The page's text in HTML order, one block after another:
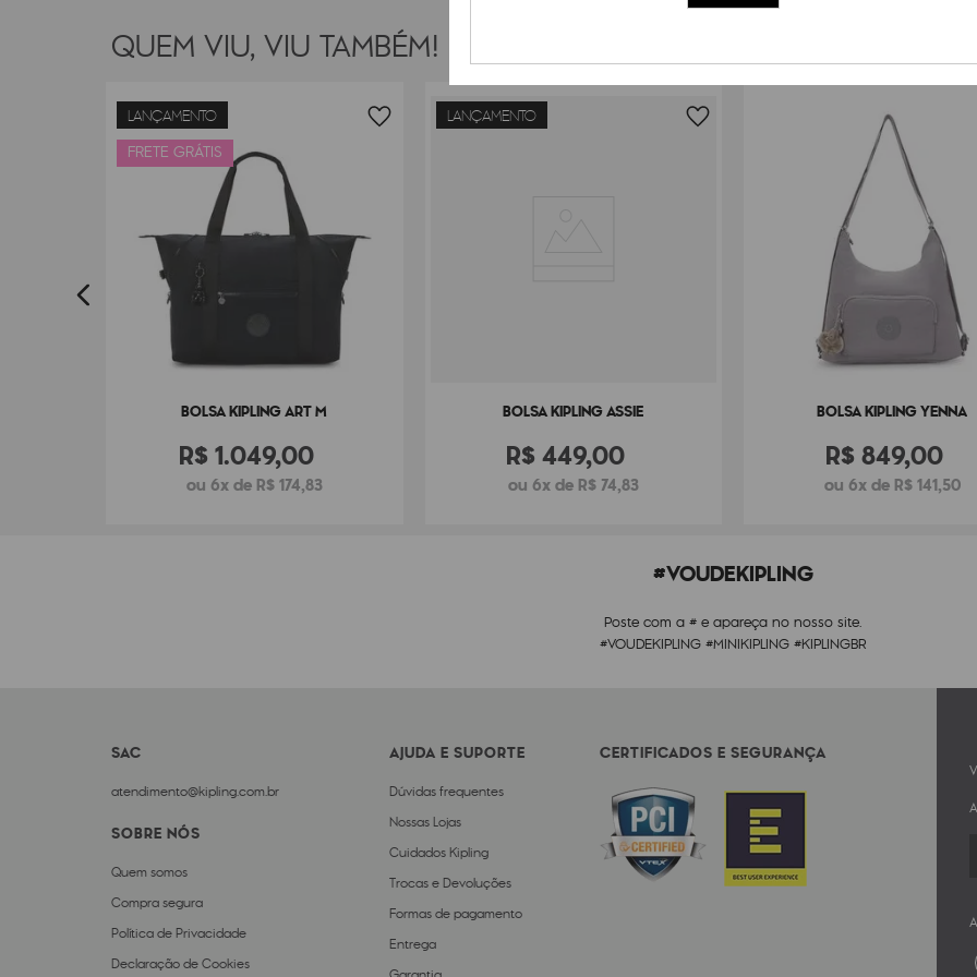
QUEM VIU, VIU TAMBÉM!
LANÇAMENTO
FRETE GRÁTIS
BOLSA KIPLING ART M
R$1.049,00
ou 6x de R$ 174,83
LANÇAMENTO
BOLSA KIPLING ASSIE
R$449,00
ou 6x de R$ 74,83
BOLSA KIPLING YENNA
R$849,00
ou 6x de R$ 141,50
#VOUDEKIPLING
Poste com a # e apareça no nosso site.
#VOUDEKIPLING #MINIKIPLING #KIPLINGBR
SAC
atendimento@kipling.com.br
SOBRE NÓS
Quem somos
Compra segura
Política de Privacidade
Declaração de Cookies
AJUDA E SUPORTE
Dúvidas frequentes
Nossas Lojas
Cuidados Kipling
Trocas e Devoluções
Formas de pagamento
Entrega
CERTIFICADOS E SEGURANÇA